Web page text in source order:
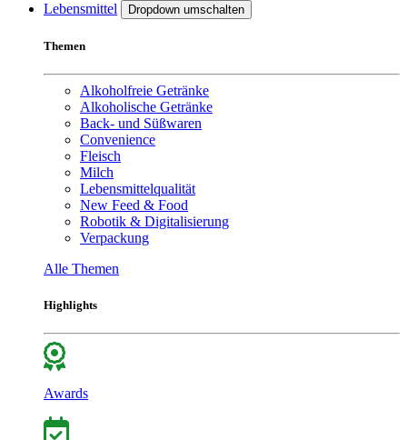
Lebensmittel Dropdown umschalten
Themen
Alkoholfreie Getränke
Alkoholische Getränke
Back- und Süßwaren
Convenience
Fleisch
Milch
Lebensmittelqualität
New Feed & Food
Robotik & Digitalisierung
Verpackung
Alle Themen
Highlights
Awards